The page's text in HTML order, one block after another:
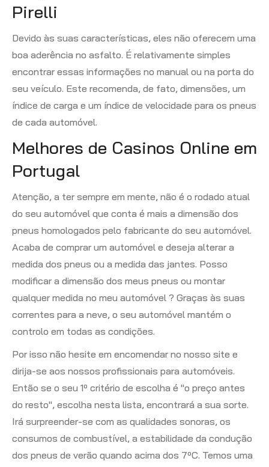
Pirelli
Devido às suas características, eles não oferecem uma
boa aderência no asfalto. É relativamente simples
encontrar essas informações no manual ou na porta do
seu veículo. Este recomenda, de fato, dimensões, um
índice de carga e um índice de velocidade para os pneus
de cada automóvel.
Melhores de Casinos Online em
Portugal
Atenção, a ter sempre em mente, não é o rodado atual
do seu automóvel que conta é mais a dimensão dos
pneus homologados pelo fabricante do seu automóvel.
Acaba de comprar um automóvel e deseja alterar a
medida dos pneus ou a medida das jantes. Posso
modificar a dimensão dos meus pneus ou montar
qualquer medida no meu automóvel ? Graças às suas
correntes para a neve, o seu automóvel mantém o
controlo em todas as condições.
Por isso não hesite em encomendar no nosso site e
dirija-se aos nossos profissionais para automóveis.
Então se o seu 1º critério de escolha é "o preço antes
do resto", escolha nesta lista, encontrará a sua sorte.
Irá surpreender-se com as qualidades sonoras, os
consumos de combustível, a estabilidade da condução
dos pneus de verão quando acima dos 7ºC. Temos uma